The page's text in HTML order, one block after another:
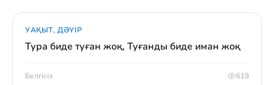
УАҚЫТ, ДӘУІР
Тура биде туған жоқ, Туғанды биде иман жоқ
Белгісіз 619